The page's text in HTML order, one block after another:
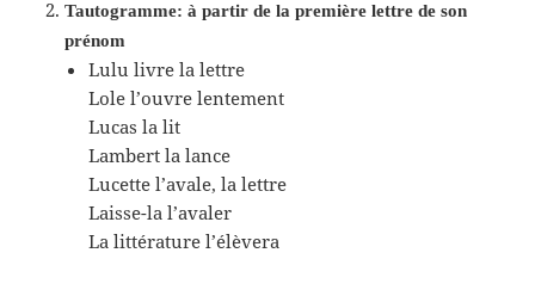
Tautogramme: à partir de la première lettre de son
prénom
Lulu livre la lettre
Lole l’ouvre lentement
Lucas la lit
Lambert la lance
Lucette l’avale, la lettre
Laisse-la l’avaler
La littérature l’élèvera